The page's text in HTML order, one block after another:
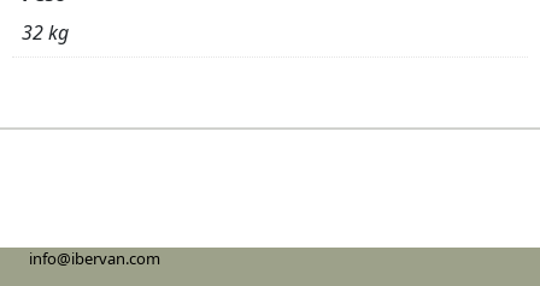
32 kg
info@ibervan.com